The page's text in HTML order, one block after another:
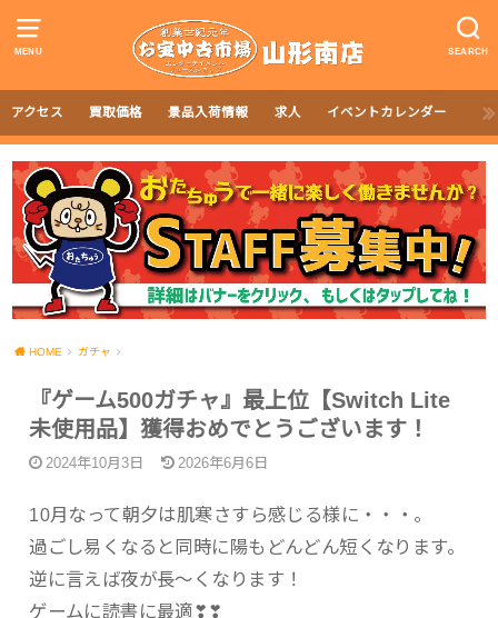
MENU SEARCH
アクセス 買取価格 景品入荷情報 求人 イベントカレンダー
HOME ガチャ
『ゲーム500ガチャ』最上位【Switch Lite
未使用品】獲得おめでとうございます！
2024年10月3日 2026年6月6日
10月なって朝夕は肌寒さすら感じる様に・・・。
過ごし易くなると同時に陽もどんどん短くなります。
逆に言えば夜が長～くなります！
ゲームに読書に最適❣❣